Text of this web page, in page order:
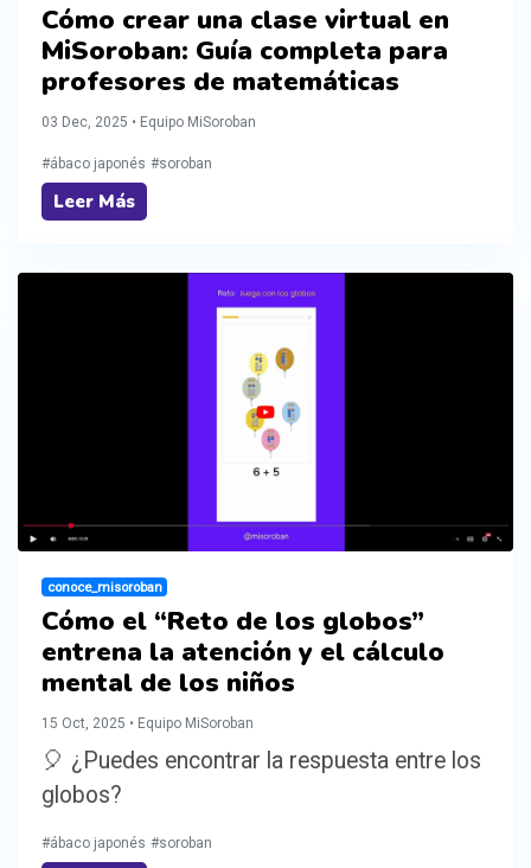
Cómo crear una clase virtual en
MiSoroban: Guía completa para
profesores de matemáticas
03 Dec, 2025 • Equipo MiSoroban
#ábaco japonés #soroban
Leer Más
conoce_misoroban
Cómo el “Reto de los globos”
entrena la atención y el cálculo
mental de los niños
15 Oct, 2025 • Equipo MiSoroban
🎈 ¿Puedes encontrar la respuesta entre los
globos?
#ábaco japonés #soroban